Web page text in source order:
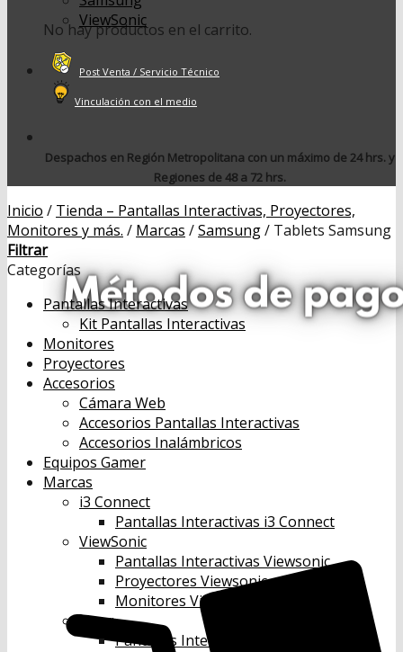
No hay productos en el carrito.
ViewSonic
Post Venta / Servicio Técnico
Vinculación con el medio
Despachos en Región Metropolitana con un máximo de 24 hrs. y
Regiones de 48 a 72 hrs.
Inicio / Tienda – Pantallas Interactivas, Proyectores,
Monitores y más. / Marcas /Samsung/ Tablets Samsung
Filtrar
Categorías
Pantallas Interactivas
Kit Pantallas Interactivas
Monitores
Proyectores
Accesorios
Cámara Web
Accesorios Pantallas Interactivas
Accesorios Inalámbricos
Equipos Gamer
Marcas
i3 Connect
Pantallas Interactivas i3 Connect
ViewSonic
Pantallas Interactivas Viewsonic
Proyectores Viewsonic
Monitores Viewsonic
Benq
Pantallas Interactivas Benq